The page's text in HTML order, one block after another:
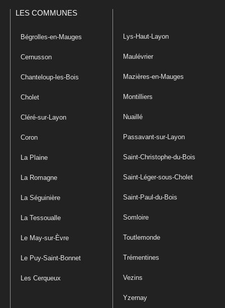
LES COMMUNES
Bégrolles-en-Mauges
Cernusson
Chanteloup-les-Bois
Cholet
Cléré-sur-Layon
Coron
La Plaine
La Romagne
La Séguinière
La Tessoualle
Le May-sur-Èvre
Le Puy-Saint-Bonnet
Les Cerqueux
Lys-Haut-Layon
Maulévrier
Mazières-en-Mauges
Montilliers
Nuaillé
Passavant-sur-Layon
Saint-Christophe-du-Bois
Saint-Léger-sous-Cholet
Saint-Paul-du-Bois
Somloire
Toutlemonde
Trémentines
Vezins
Yzernay